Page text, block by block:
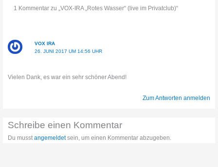
1 Kommentar zu „VOX-IRA „Rotes Wasser“ (live im Privatclub)“
VOX IRA
26. JUNI 2017 UM 14:56 UHR
Vielen Dank, es war ein sehr schöner Abend!
Zum Antworten anmelden
Schreibe einen Kommentar
Du musstangemeldetsein, um einen Kommentar abzugeben.